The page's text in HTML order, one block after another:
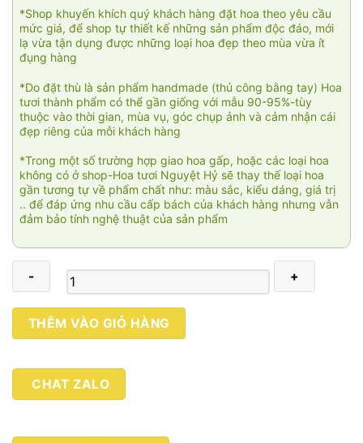
*Shop khuyến khích quý khách hàng đặt hoa theo yêu cầu
mức giá, để shop tự thiết kế những sản phẩm độc đáo, mới
lạ vừa tận dụng được những loại hoa đẹp theo mùa vừa ít
đụng hàng
*Do đặt thù là sản phẩm handmade (thủ công bằng tay) Hoa
tươi thành phẩm có thể gần giống với mẫu 90-95%-tùy
thuộc vào thời gian, mùa vụ, góc chụp ảnh và cảm nhận cái
đẹp riêng của mỗi khách hàng
*Trong một số trường hợp giao hoa gấp, hoặc các loại hoa
không có ở shop-Hoa tươi Nguyệt Hỷ sẽ thay thế loại hoa
gần tương tự về phẩm chất như: màu sắc, kiểu dáng, giá trị
.. để đáp ứng nhu cầu cấp bách của khách hàng nhưng vẫn
đảm bảo tính nghệ thuật của sản phẩm
Hoàng
hôn
số
lượng
THÊM VÀO GIỎ HÀNG
CHAT ZALO